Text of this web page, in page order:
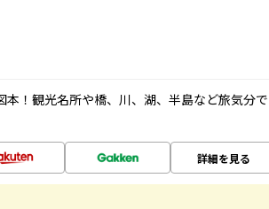
！観光名所や橋、川、湖、半島など旅気分で
詳細を見る